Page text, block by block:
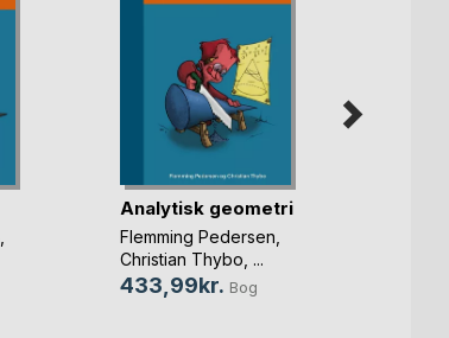
Analytisk geometri
Flemming Pedersen
Christian Thybo , ...
433,99kr. Bog